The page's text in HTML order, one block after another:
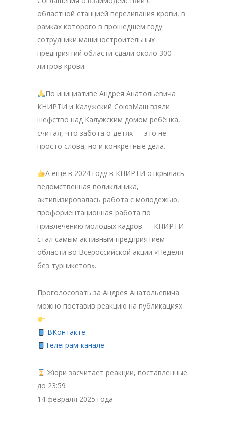
областной станцией переливания крови, в
рамках которого в прошедшем году
сотрудники машиностроительных
предприятий области сдали около 300
литров крови.
По инициативе Андрея Анатольевича
КНИРТИ и Калужский СоюзМаш взяли
шефство над Калужским домом ребёнка,
считая, что забота о детях — это не
просто слова, но и конкретные дела.
А ещё в 2024 году в КНИРТИ открылась
ведомственная поликлиника,
активизировалась работа с молодежью,
профориентационная работа по
привлечению молодых кадров — КНИРТИ
стал самым активным предприятием
области во Всероссийской акции «Неделя
без турникетов».
Проголосовать за Андрея Анатольевича
можно поставив реакцию на публикациях
ВКонтакте
Телеграм-канале
Жюри засчитает реакции, поставленные
до 23:59
14 февраля 2025 года.